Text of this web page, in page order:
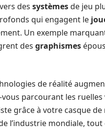
des systèmesde jeu
qui engagent le
Un exemple
des graphismes
de réalité
parcourant les
grâce à votre casque
l’industrie mondiale,